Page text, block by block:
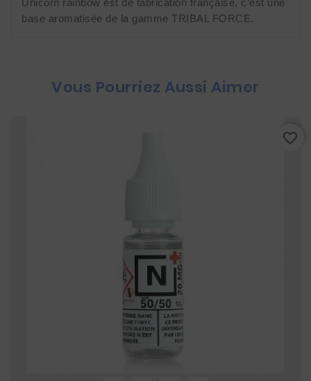
Unicorn rainbow est de fabrication française, c’est une
base aromatisée de la gamme TRIBAL FORCE.
Vous Pourriez Aussi Aimer
favorite_border